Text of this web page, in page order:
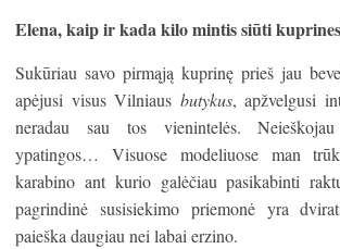
Elena, kaip ir kada kilo mintis siūti
Sukūriau savo pirmąją kuprinę prieš jau
apėjusi visus Vilniaus butykus, apžvelgusi
neradau sau tos vienintelės.
ypatingos… Visuose modeliuose man
karabino ant kurio galėčiau pasikabinti
pagrindinė susisiekimo priemonė yra
paieška daugiau nei labai erzino.